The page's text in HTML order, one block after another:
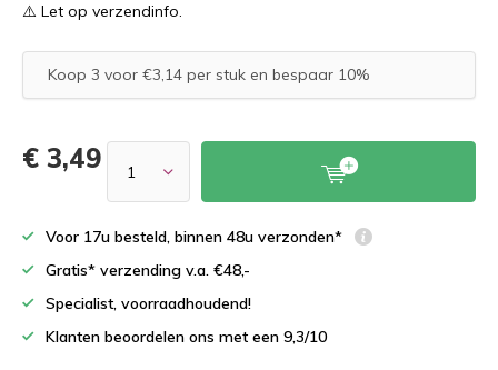
⚠️ Let op verzendinfo.
Koop 3 voor €3,14 per stuk en bespaar 10%
€ 3,49
Voor 17u besteld, binnen 48u verzonden*
Gratis* verzending v.a. €48,-
Specialist, voorraadhoudend!
Klanten beoordelen ons met een 9,3/10